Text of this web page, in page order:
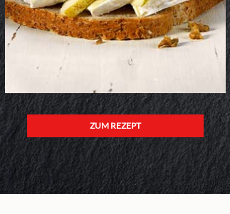
ZUM REZEPT